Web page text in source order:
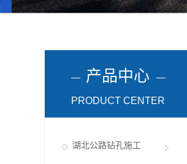
产品中心
PRODUCT CENTER
湖北公路钻孔施工